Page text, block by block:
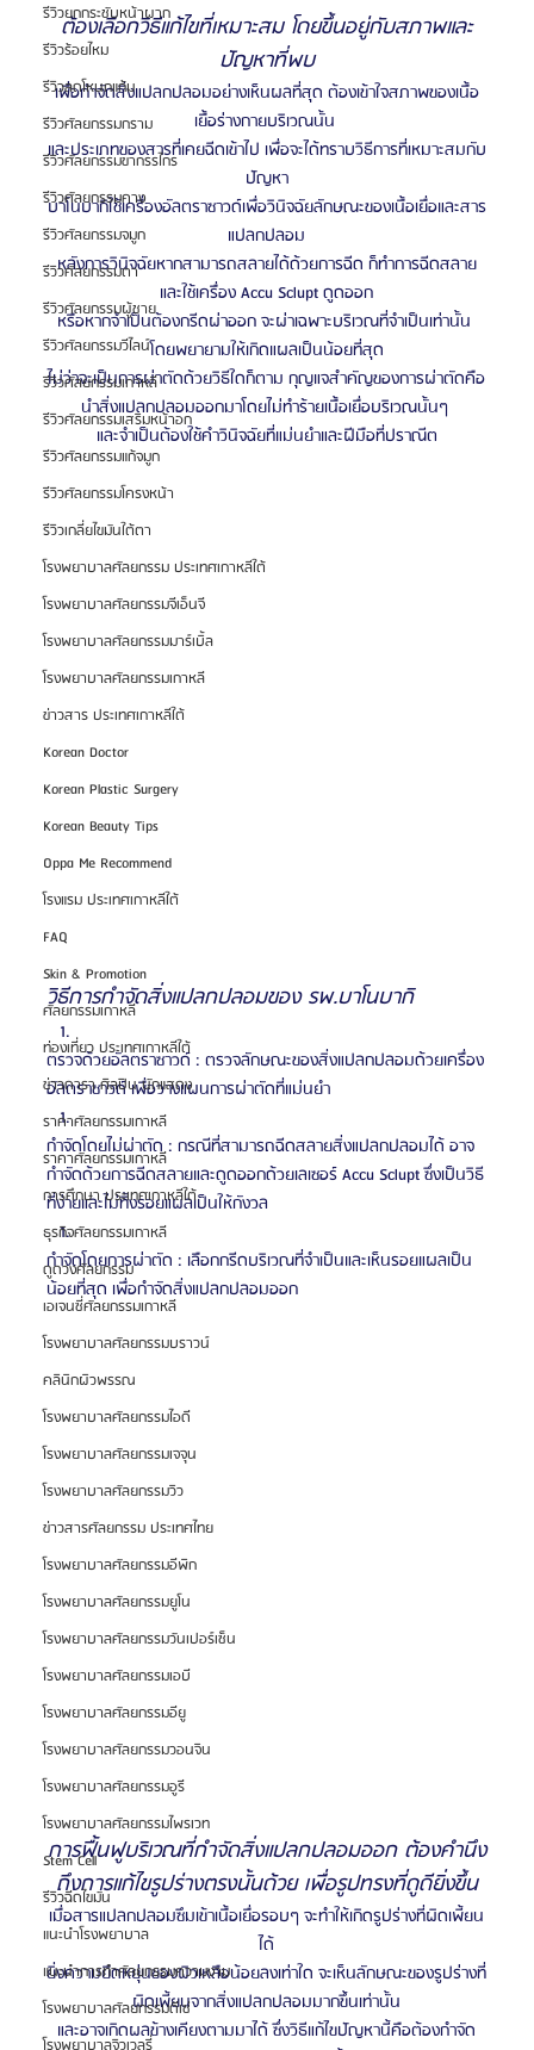
รีวิวยกกระชับหน้าผาก
รีวิวร้อยไหม
รีวิวลดโหนกแก้ม
รีวิวศัลยกรรมกราม
รีวิวศัลยกรรมขากรรไกร
รีวิวศัลยกรรมคาง
รีวิวศัลยกรรมจมูก
รีวิวศัลยกรรมตา
รีวิวศัลยกรรมผู้ชาย
รีวิวศัลยกรรมวีไลน์
รีวิวศัลยกรรมเกาหลี
รีวิวศัลยกรรมเสริมหน้าอก
รีวิวศัลยกรรมแก้จมูก
รีวิวศัลยกรรมโครงหน้า
รีวิวเกลี่ยไขมันใต้ตา
โรงพยาบาลศัลยกรรม ประเทศเกาหลีใต้
โรงพยาบาลศัลยกรรมจีเอ็นจี
โรงพยาบาลศัลยกรรมมาร์เบิ้ล
โรงพยาบาลศัลยกรรมเกาหลี
ข่าวสาร ประเทศเกาหลีใต้
Korean Doctor
Korean Plastic Surgery
Korean Beauty Tips
Oppa Me Recommend
โรงแรม ประเทศเกาหลีใต้
FAQ
Skin & Promotion
ศัลยกรรมเกาหลี
ท่องเที่ยว ประเทศเกาหลีใต้
ข่าวดารา ศิลปิน นักแสดง
ราคาศัลยกรรมเกาหลี
ราคาศัลยกรรมเกาหลี
การศึกษา ประเทศเกาหลีใต้
ธุรกิจศัลยกรรมเกาหลี
ดูดวงศัลยกรรม
เอเจนซี่ศัลยกรรมเกาหลี
โรงพยาบาลศัลยกรรมบราวน์
คลินิกผิวพรรณ
โรงพยาบาลศัลยกรรมไอดี
โรงพยาบาลศัลยกรรมเจจุน
โรงพยาบาลศัลยกรรมวิว
ข่าวสารศัลยกรรม ประเทศไทย
โรงพยาบาลศัลยกรรมอีพิก
โรงพยาบาลศัลยกรรมยูโน
โรงพยาบาลศัลยกรรมวันเปอร์เซ็น
โรงพยาบาลศัลยกรรมเอบี
โรงพยาบาลศัลยกรรมอียู
โรงพยาบาลศัลยกรรมวอนจิน
โรงพยาบาลศัลยกรรมอูรี
โรงพยาบาลศัลยกรรมไพรเวท
Stem Cell
รีวิวฉีดไขมัน
แนะนำโรงพยาบาล
แนะนำการทำศัลยกรรมความงาม
โรงพยาบาลศัลยกรรมดีเซ่
ต้องเลือกวิธีแก้ไขที่เหมาะสม โดยขึ้นอยู่กับสภาพและ
ปัญหาที่พบ
เพื่อกำจัดสิ่งแปลกปลอมอย่างเห็นผลที่สุด ต้องเข้าใจสภาพของเนื้อ
เยื้อร่างกายบริเวณนั้น
และประเภทของสารที่เคยฉีดเข้าไป เพื่อจะได้ทราบวิธีการที่เหมาะสมกับ
ปัญหา
บาโนบากิใช้เครื่องอัลตราซาวด์เพื่อวินิจฉัยลักษณะของเนื้อเยื่อและสาร
แปลกปลอม
หลังการวินิจฉัยหากสามารถสลายได้ด้วยการฉีด ก็ทำการฉีดสลาย
และใช้เครื่อง Accu Sclupt ดูดออก
หรือหากจำเป็นต้องกรีดผ่าออก จะผ่าเฉพาะบริเวณที่จำเป็นเท่านั้น
โดยพยายามให้เกิดแผลเป็นน้อยที่สุด
ไม่ว่าจะเป็นการผ่าตัดด้วยวิธีใดก็ตาม กุญแจสำคัญของการผ่าตัดคือ
นำสิ่งแปลกปลอมออกมาโดยไม่ทำร้ายเนื้อเยื่อบริเวณนั้นๆ
และจำเป็นต้องใช้คำวินิจฉัยที่แม่นยำและฝีมือที่ปราณีต
วิธีการกำจัดสิ่งแปลกปลอมของ รพ.บาโนบากิ
ตรวจด้วยอัลตราซาวด์ : ตรวจลักษณะของสิ่งแปลกปลอมด้วยเครื่อง
อัลตราซาวด์ เพื่อวางแผนการผ่าตัดที่แม่นยำ
กำจัดโดยไม่ผ่าตัด : กรณีที่สามารถฉีดสลายสิ่งแปลกปลอมได้ อาจ
กำจัดด้วยการฉีดสลายและดูดออกด้วยเลเซอร์ Accu Sclupt ซึ่งเป็นวิธี
ที่ง่ายและไม่ทิ้งรอยแผลเป็นให้กังวล
กำจัดโดยการผ่าตัด : เลือกกรีดบริเวณที่จำเป็นและเห็นรอยแผลเป็น
น้อยที่สุด เพื่อกำจัดสิ่งแปลกปลอมออก
การฟื้นฟูบริเวณที่กำจัดสิ่งแปลกปลอมออก ต้องคำนึง
ถึงการแก้ไขรูปร่างตรงนั้นด้วย เพื่อรูปทรงที่ดูดียิ่งขึ้น
เมื่อสารแปลกปลอมซึมเข้าเนื้อเยื่อรอบๆ จะทำให้เกิดรูปร่างที่ผิดเพี้ยน
ได้
ยิ่งความยืดหยุ่นของผิวเหลือน้อยลงเท่าใด จะเห็นลักษณะของรูปร่างที่
ผิดเพี้ยนจากสิ่งแปลกปลอมมากขึ้นเท่านั้น
และอาจเกิดผลข้างเคียงตามมาได้ ซึ่งวิธีแก้ไขปัญหานี้คือต้องกำจัด